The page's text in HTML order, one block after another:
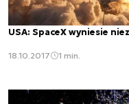
USA: SpaceX wyniesie
18.10.2017 1 min.